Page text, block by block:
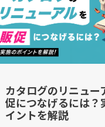
カタログのリニュー
促につなげるには？
イントを解説